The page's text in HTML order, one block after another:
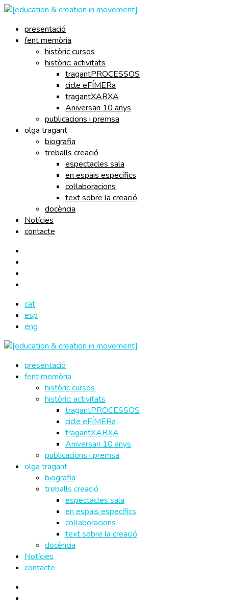
presentació
fent memòria
històric cursos
històric: activitats
tragantPROCESSOS
cicle eFÍMERa
tragantXARXA
Aniversari 10 anys
publicacions i premsa
olga tragant
biografia
treballs creació
espectacles sala
en espais específics
col·laboracions
text sobre la creació
docència
Notícies
contacte
cat
esp
eng
presentació
fent memòria
històric cursos
històric: activitats
tragantPROCESSOS
cicle eFÍMERa
tragantXARXA
Aniversari 10 anys
publicacions i premsa
olga tragant
biografia
treballs creació
espectacles sala
en espais específics
col·laboracions
text sobre la creació
docència
Notícies
contacte